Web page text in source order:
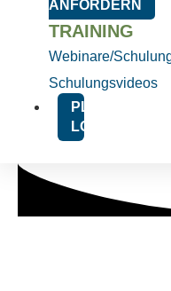
ANFORDERN
TRAINING
Webinare/
Schulungsvideos
PLATFORM
LOGIN